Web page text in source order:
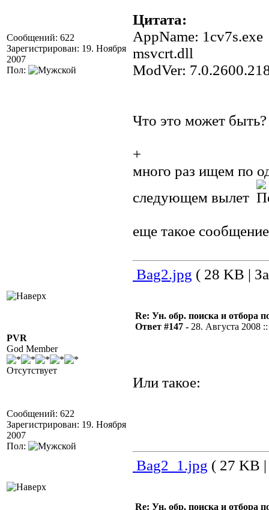
Сообщений: 622
Зарегистрирован: 19. Ноября
2007
Пол:
Цитата:
AppName:
msvcrt.dll
ModVer:
Что это может быть?
+
много раз ищем по
следующем вылет
еще такое
Bag2.jpg ( 28 KB |
PVR
God Member
Отсутствует
Сообщений: 622
Зарегистрирован: 19. Ноября
2007
Пол:
Re: Ун. обр. поиска и отбора
Ответ #147 - 28. Августа 2008
Или такое:
Bag2_1.jpg ( 27 KB |
Re: Ун. обр. поиска и отбора